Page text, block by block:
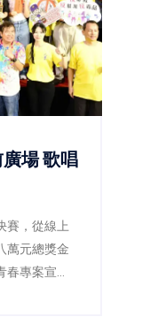
歌唱
賽，從線上
萬元總獎金
春專案宣